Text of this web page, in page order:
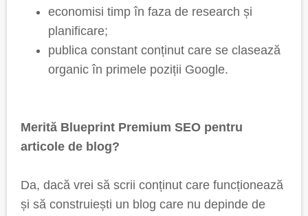
economisi timp în faza de research și
planificare;
publica constant conținut care se clasează
organic în primele poziții Google.
Merită Blueprint Premium SEO pentru
articole de blog?
Da, dacă vrei să scrii conținut care funcționează
și să construiești un blog care nu depinde de